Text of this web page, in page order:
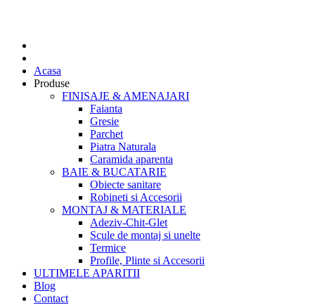
Acasa
Produse
FINISAJE & AMENAJARI
Faianta
Gresie
Parchet
Piatra Naturala
Caramida aparenta
BAIE & BUCATARIE
Obiecte sanitare
Robineti si Accesorii
MONTAJ & MATERIALE
Adeziv-Chit-Glet
Scule de montaj si unelte
Termice
Profile, Plinte si Accesorii
ULTIMELE APARITII
Blog
Contact